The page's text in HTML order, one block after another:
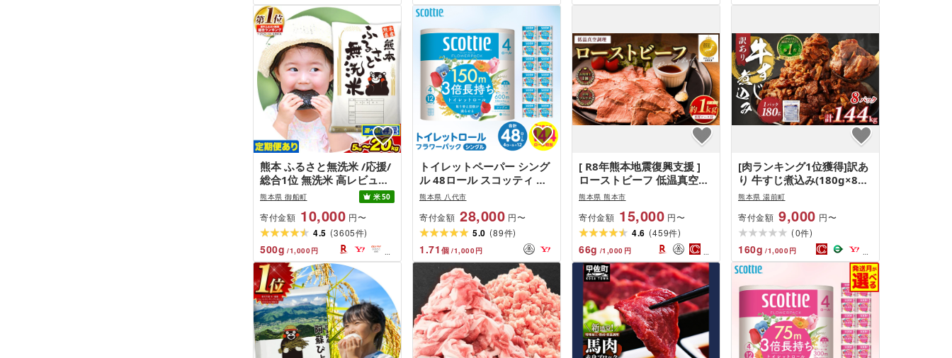
熊本 ふるさと無洗米 /応援/
総合1位 無洗米 高レビュー
熊本ふるさと無洗米 選べる
5kg 10kg 20kg 訳あり 定
期便 あり 12ヶ月 18ヶ月 24
ヶ月 隔月6ヶ月 熊本県産 米
ふるさと納税 お米 おこめ
むせんまい 送料無料 | 熊本
県御船町
熊本県 御船町 米50
寄付金額 10,000 円〜
4.5 (3605件)
500g /1,000円
トイレットペーパー シング
ル 48ロール スコッティ ト
イレット
熊本県 八代市
寄付金額 28,000 円〜
5.0 (89件)
1.71 個 /1,000円
[ R8年熊本地震復興支援 ]
ローストビーフ 低温真空調
理 合計約1kg 専用ソース付
加工品 パーティー 惣菜 洋
食 熟成 簡単調理 簡単 ブロ
ック肉 冷凍
熊本県 熊本市
寄付金額 15,000 円〜
4.6 (459件)
66g /1,000 円
[肉ランキング1位獲得]訳あ
り 牛すじ煮込み(180g×8パ
ック) 合計1440g 1.44kg 訳
牛すじ肉 冷凍 簡単調理 惣
菜 おかず おつまみ 人気 温
めるだけ 白米のおかず ぎゅ
うすじにこみ ギュウスジニ
コミ 父の日 うどん おでん
ビールのお供 酒の肴 晩酌
お弁当 居酒屋の味 Gyusuji
nikomi Beef tendon stew
熊本県 湯前町
熊本県 湯前町
寄付金額 9,000 円〜
(0件)
160g /1,000円